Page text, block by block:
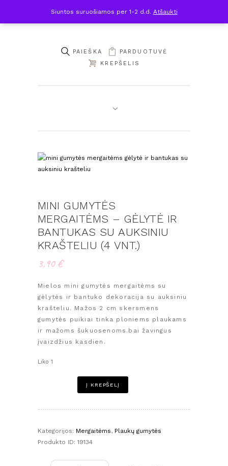
PARDUOTUVĖ
KREPŠELIS
MINI GUMYTĖS
MERGAITĖMS – GĖLYTĖ IR
BANTUKAS SU AUKSINIU
KRAŠTELIU (4 VNT.)
3,90€
Mielos mini gumytės mergaitėms su
gėlytės ir bantuko dekoracija su auksiniu
krašteliu. Mažos 2 cm skersmens
gumytės puikiai tinka ploniems plaukams
ir mažoms šukuosenoms.bai žavingus
įvaizdžius kasdien.
Liko 1
mergaitėms
Į KREPŠELĮ
Kategorijos: Mergaitėms, Plaukų gumytės
Produkto ID: 19134
Siuntos suruošiamos per 1-2 d.d. Atšaukti